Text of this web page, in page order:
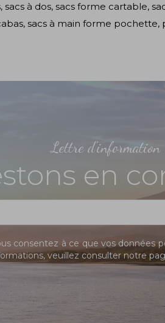
, sacs à dos, sacs forme cartable,
, sacs à main forme pochette,
Lettre d'information
en
consentez à ce que vos données
veuillez consulter notre